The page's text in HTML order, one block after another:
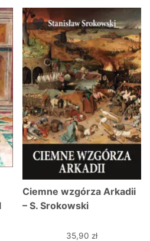
Ciemne wzgórza Arkadii
– S. Srokowski
35,90 zł